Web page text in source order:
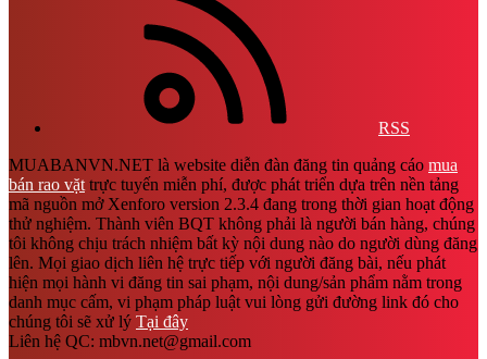
RSS
MUABANVN.NET là website diễn đàn đăng tin quảng cáo mua
bán rao vặttrực tuyến miễn phí, được phát triển dựa trên nền tảng
mã nguồn mở Xenforo version 2.3.4 đang trong thời gian hoạt động
thử nghiệm. Thành viên BQT không phải là người bán hàng, chúng
tôi không chịu trách nhiệm bất kỳ nội dung nào do người dùng đăng
lên. Mọi giao dịch liên hệ trực tiếp với người đăng bài, nếu phát
hiện mọi hành vi đăng tin sai phạm, nội dung/sản phẩm nằm trong
danh mục cấm, vi phạm pháp luật vui lòng gửi đường link đó cho
chúng tôi sẽ xử lý Tại đây
Liên hệ QC: mbvn.net@gmail.com